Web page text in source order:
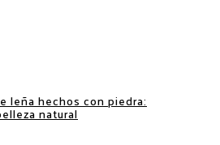
leña hechos con piedra:
natural